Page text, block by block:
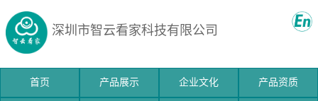
深圳市智云看家科技有限公司
首页 产品展示 企业文化 产品资质